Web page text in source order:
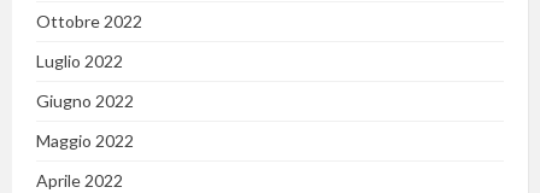
Ottobre 2022
Luglio 2022
Giugno 2022
Maggio 2022
Aprile 2022